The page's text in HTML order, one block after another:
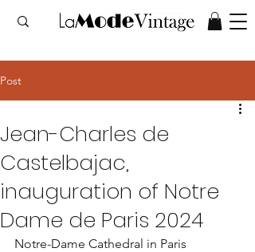
Post
Jean-Charles de
Castelbajac,
inauguration of Notre
Dame de Paris 2024
Notre-Dame Cathedral in Paris